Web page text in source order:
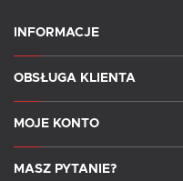
INFORMACJE
OBSŁUGA KLIENTA
MOJE KONTO
MASZ PYTANIE?